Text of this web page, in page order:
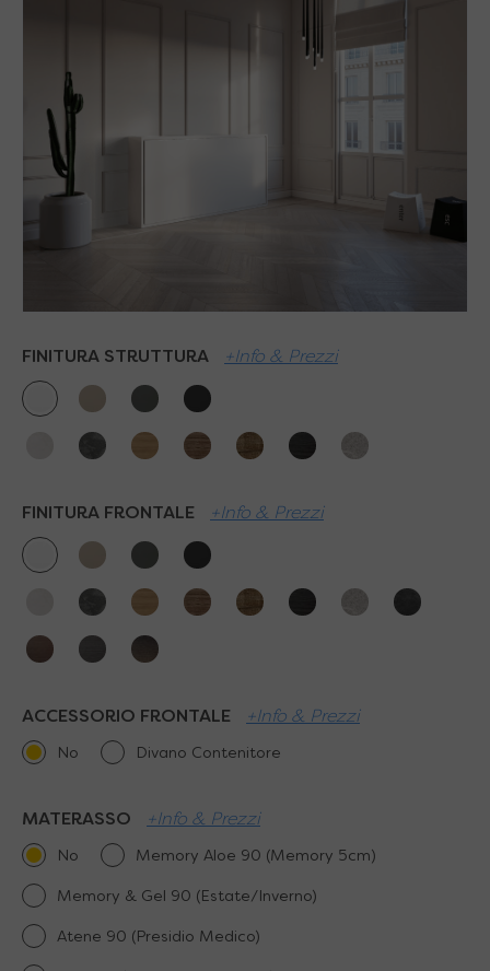
FINITURA STRUTTURA +Info & Prezzi
FINITURA FRONTALE +Info & Prezzi
ACCESSORIO FRONTALE +Info & Prezzi
No Divano Contenitore
MATERASSO +Info & Prezzi
No Memory Aloe 90 (Memory 5cm)
Memory & Gel 90 (Estate/Inverno)
Atene 90 (Presidio Medico)